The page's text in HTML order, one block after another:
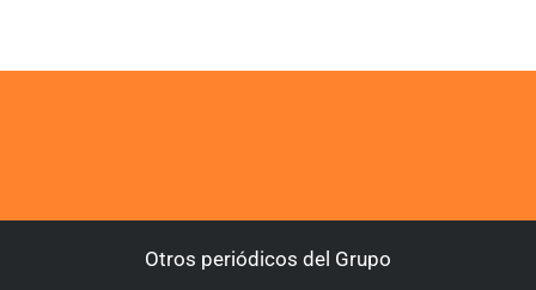
Otros periódicos del Grupo